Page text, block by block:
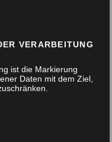
VERARBEITUNG
ist die Markierung
Daten mit dem Ziel,